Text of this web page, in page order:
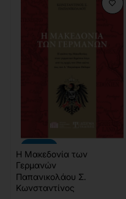
Η Μακεδονία των
Γερμανών
Παπανικολάου Σ.
Κωνσταντίνος